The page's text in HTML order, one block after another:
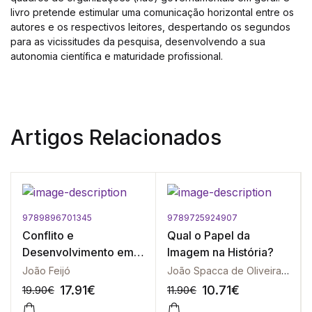
livro pretende estimular uma comunicação horizontal entre os
autores e os respectivos leitores, despertando os segundos
para as vicissitudes da pesquisa, desenvolvendo a sua
autonomia científica e maturidade profissional.
Artigos Relacionados
9789896701345
Conflito e
Desenvolvimento em
Cabo Delgado
João Feijó
19.90€ 17.91€
9789725924907
Qual o Papel da
Imagem na História?
João Spacca de Oliveira | Rui Assubuji | Osvaldo Macedo de Sousa | Lailson de Holanda Cavalcanti | Carlos Serra
11.90€ 10.71€